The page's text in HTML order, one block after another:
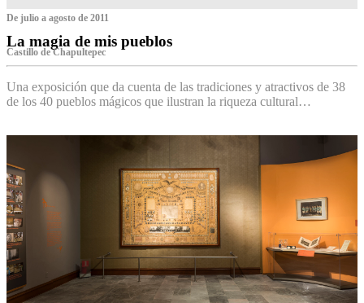
De julio a agosto de 2011
La magia de mis pueblos
Castillo de Chapultepec
Una exposición que da cuenta de las tradiciones y atractivos de 38
de los 40 pueblos mágicos que ilustran la riqueza cultural…